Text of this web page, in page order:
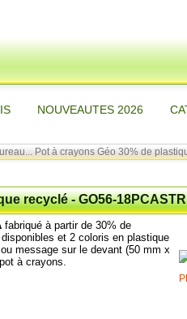
NOUVEAUTES 2026
Pot à crayons Géo 30% de
recyclé - GO56-
fabriqué à partir de 30% de
et 2 coloris en plastique
message sur le devant (50 mm x
à crayons.